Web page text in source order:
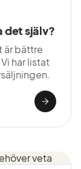
det själv?
är bättre
har listat